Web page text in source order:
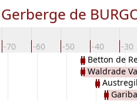
de
-70 -60 -50 -40 -30
Betton de
Waldrade